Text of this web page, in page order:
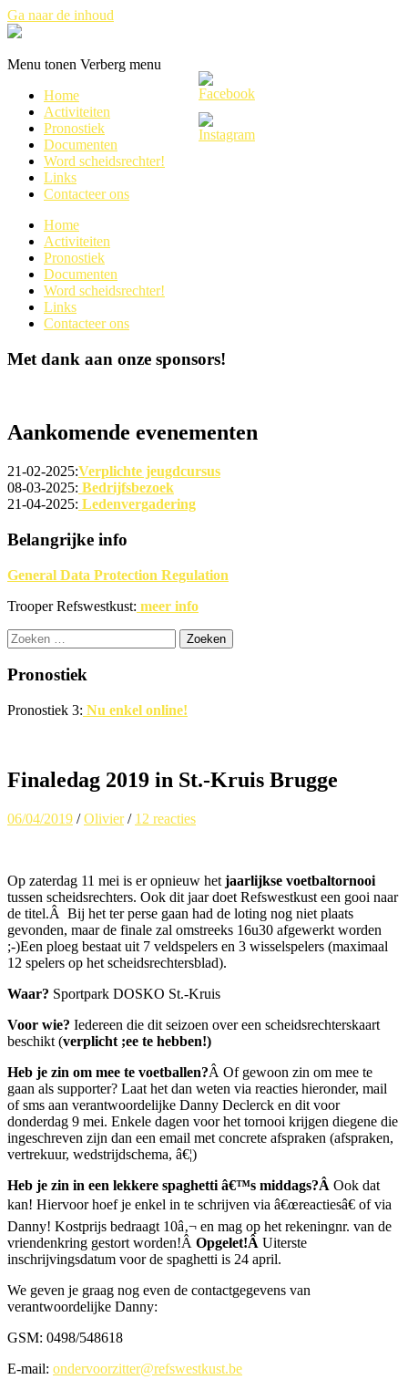
Ga naar de inhoud
Refswestkust
Menu tonen Verberg menu
Home
Activiteiten
Pronostiek
Documenten
Word scheidsrechter!
Links
Contacteer ons
Home
Activiteiten
Pronostiek
Documenten
Word scheidsrechter!
Links
Contacteer ons
Met dank aan onze sponsors!
Aankomende evenementen
21-02-2025:Verplichte jeugdcursus
08-03-2025: Bedrijfsbezoek
21-04-2025: Ledenvergadering
Belangrijke info
General Data Protection Regulation
Trooper Refswestkust: meer info
Zoeken
naar:
Pronostiek
Pronostiek 3: Nu enkel online!
Finaledag 2019 in St.-Kruis Brugge
06/04/2019 /Olivier / 12 reacties
Op zaterdag 11 mei is er opnieuw het jaarlijkse voetbaltornooi
tussen scheidsrechters. Ook dit jaar doet Refswestkust een gooi naar
de titel.Â Bij het ter perse gaan had de loting nog niet plaats
gevonden, maar de finale zal omstreeks 16u30 afgewerkt worden
;-)Een ploeg bestaat uit 7 veldspelers en 3 wisselspelers (maximaal
12 spelers op het scheidsrechtersblad).
Waar? Sportpark DOSKO St.-Kruis
Voor wie? Iedereen die dit seizoen over een scheidsrechterskaart
beschikt (verplicht ;ee te hebben!)
Heb je zin om mee te voetballen?Â Of gewoon zin om mee te
gaan als supporter? Laat het dan weten via reacties hieronder, mail
of sms aan verantwoordelijke Danny Declerck en dit voor
donderdag 9 mei. Enkele dagen voor het tornooi krijgen diegene die
ingeschreven zijn dan een email met concrete afspraken (afspraken,
vertrekuur, wedstrijdschema, â€¦)
Heb je zin in een lekkere spaghetti â€™s middags?Â Ook dat
kan! Hiervoor hoef je enkel in te schrijven via â€œreactiesâ€ of via
Danny! Kostprijs bedraagt 10â‚¬ en mag op het rekeningnr. van de
vriendenkring gestort worden!Â Opgelet!Â Uiterste
inschrijvingsdatum voor de spaghetti is 24 april.
We geven je graag nog even de contactgegevens van
verantwoordelijke Danny:
GSM: 0498/548618
E-mail: ondervoorzitter@refswestkust.be